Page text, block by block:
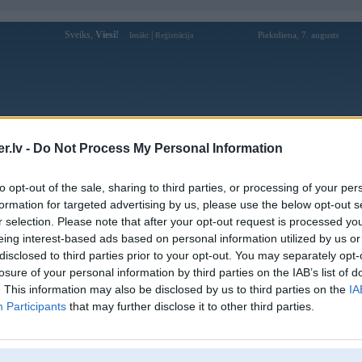
- Do Not Process My Personal Information
opt-out of the sale, sharing to third parties, or processing of your
for targeted advertising by us, please use the below opt-out
selection. Please note that after your opt-out request is processed
interest-based ads based on personal information utilized by us
to third parties prior to your opt-out. You may separately
of your personal information by third parties on the IAB’s list of
This information may also be disclosed by us to third parties on the
Participants that may further disclose it to other third parties.
Sveiks, Viesi! Ienākt Reģistrācija Piektdiena, 7. augusts
Forums Galerijas Reģistrācija Lietotāji
Lietotāja Krekers profils
Pēdējo reizi manīts: 01. Aug 2026, 21:30
Lietotājvārds:
Krekers
Pilsēta:
Jelgava
Braucu ar:
Ziņojumi forumā:
644